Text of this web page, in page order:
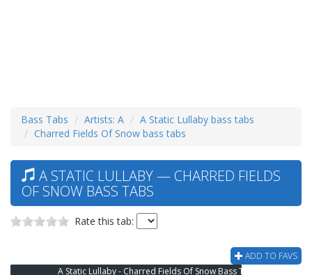
Bass Tabs Artists: A
A Static Lullaby bass tabs
Charred Fields Of Snow bass tabs
A STATIC LULLABY — CHARRED FIELDS
OF SNOW BASS TABS
Rate this tab:
ADD TO FAVS
A Static Lullaby - Charred Fields Of Snow Bass Tab